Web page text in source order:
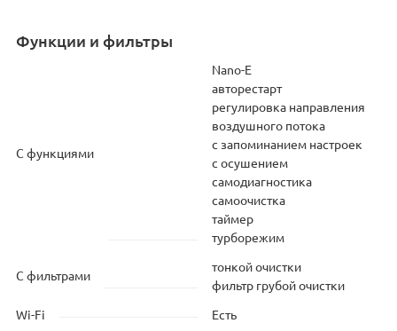
Функции и фильтры
С функциями
Nano-E
авторестарт
регулировка направления
воздушного потока
с запоминанием настроек
с осушением
самодиагностика
самоочистка
таймер
турборежим
С фильтрами
тонкой очистки
фильтр грубой очистки
Wi-Fi Есть